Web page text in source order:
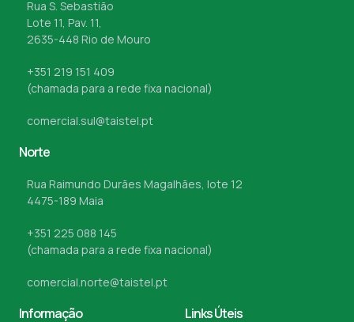
Rua S. Sebastião
Lote 11, Pav. 11,
2635-448 Rio de Mouro
+351 219 151 409
(chamada para a rede fixa nacional)
comercial.sul@taistel.pt
Norte
Rua Raimundo Durães Magalhães, lote 12
4475-189 Maia
+351 225 088 145
(chamada para a rede fixa nacional)
comercial.norte@taistel.pt
Informação Links Úteis